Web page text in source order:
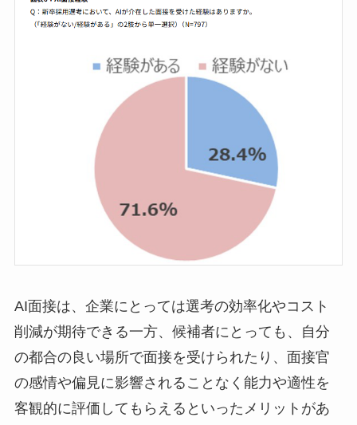
AI面接は、企業にとっては選考の効率化やコスト
削減が期待できる一方、候補者にとっても、自分
の都合の良い場所で面接を受けられたり、面接官
の感情や偏見に影響されることなく能力や適性を
客観的に評価してもらえるといったメリットがあ